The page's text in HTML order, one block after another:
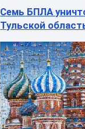
Семь БПЛА
Тульской